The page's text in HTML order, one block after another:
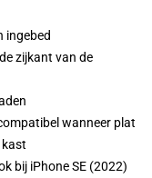
ingebed
zijkant van de
wanneer plat
kast
bij iPhone SE (2022)